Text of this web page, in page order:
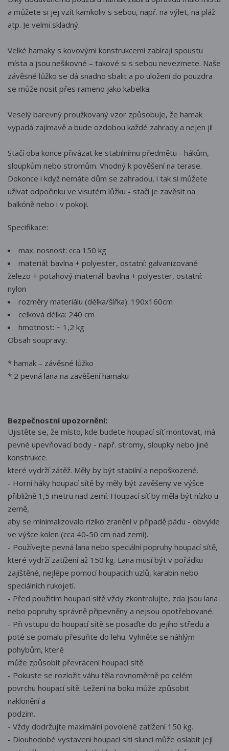
a můžete si jej vzít kamkoliv s sebou, např. na výlet, na pláž
atp. Je velmi skladný.
Velké hamaky s kovovými konstrukcemi zabírají spoustu
místa a jsou nešikovné – takové si s sebou nevezmete. Naše
závěsné lůžko se dá snadno sbalit a po uložení do pouzdra
se může nosit přes rameno jako kabelka.
Veselý barevný proužkovaný vzor způsobuje, že hamak
vypadá zajímavě a bude ozdobou každé zahrady a nejen jí!
Stačí oba konce přivázat ke stabilnímu předmětu - hákům,
sloupkům nebo stromům. Vhodný k pověšení na terase.
Dokonce i když nemáte dům se zahradou, i tak si můžete
užívat odpočinku ve visutém lůžku - stačí je zavěsit na
balkóně nebo i v pokoji.
Specifikace:
max. nosnost: cca 150 kg
materiál: bavlna + polyester, ostatní: galvanizované
železo + potahový materiál: bavlna + polyester, ostatní:
nylon
rozměry materiálu (délka/šířka): 190x160cm
celková délka: 240 cm
hmotnost: ~ 1,2 kg
Obsah soupravy:
* hamak – závěsné lůžko
* 2 pevná lana na zavěšení hamaku
Bezpečnostní upozornění:
Ujistěte se, že místo, kde budete houpací síť montovat, má
pevné upevňovací body - např. stromy, sloupky nebo jiné
konstrukce.
které vydrží zátěž. Měly by být stabilní a nepoškozené.
- Horní háky houpací sítě by měly být zavěšeny ve výšce
přibližně 1,5 metru nad zemí. Houpací síť by měla být nízko u
země,
aby se minimalizovalo riziko zranění v případě pádu - obvykle
ve výšce kolen (cca 40-50 cm nad zemí).
- Používejte pevná lana nebo speciální popruhy houpací sítě,
které vydrží zatížení až 150 kg. Lana musí být v pořádku
zajištěné, nejlépe pomocí houpacích uzlů, karabin nebo
speciálních rukojetí.
- Před použitím houpací sítě vždy zkontrolujte, zda jsou lana
nebo popruhy správně připevněny a nejsou opotřebované.
- Při vstupu do houpací sítě se posaďte do jejího středu a
poté se pomalu přesuňte do lehu. Vyhněte se náhlým
pohybům, které
může způsobit převrácení houpací sítě.
- Pokuste se rozložit váhu těla rovnoměrně po celém
povrchu houpací sítě. Ležení na boku může způsobit
naklonění a
podzim.
- Vždy dodržujte maximální povolené zatížení 150 kg.
- Dlouhodobé vystavení houpací síti slunci může oslabit její